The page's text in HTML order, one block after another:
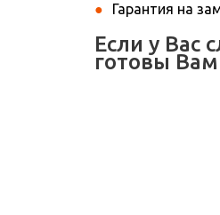
Гарантия на
Если у Вас
готовы